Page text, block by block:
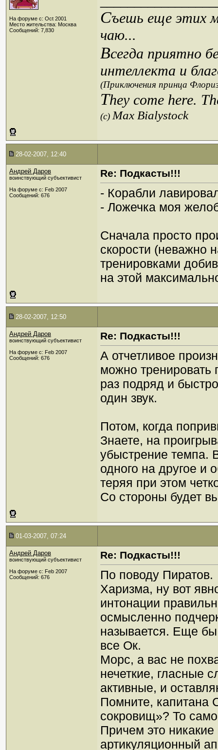
На форуме с: Oct 2001
Место жительства: Москва
Сообщений: 7,830
Съешь еще этих
чаю...
Всегда приятно
интеллекта и
(Приключения принца
They come here.
(c)Max Bialystock
28-02-2007, 12:40
Андрей Даров
воинствующий субъективист
На форуме с: Feb 2007
Сообщений: 676
Re: Подкасты!!!
- Корабли
- Ложечка моя
Сначала просто
скорости (неважно
тренировками
на этой
28-02-2007, 12:50
Андрей Даров
воинствующий субъективист
На форуме с: Feb 2007
Сообщений: 676
Re: Подкасты!!!
А отчетливое
можно
раз подряд и
один звук.
Потом, когда
Знаете, на
убыстрение темпа.
одного на другое и
теряя при этом
Со стороны будет
01-03-2007, 07:24
Андрей Даров
воинствующий субъективист
На форуме с: Feb 2007
Сообщений: 676
Re: Подкасты!!!
По поводу Пиратов.
Харизма, ну вот
интонации
осмысленно
называется. Еще бы
все Ок.
Морс, а вас не
нечеткие, гласные
активные, и
Помните, капитана
сокровищ»? То
Причем это
артикуляционный